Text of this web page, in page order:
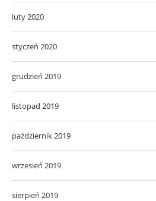
luty 2020
styczeń 2020
grudzień 2019
listopad 2019
październik 2019
wrzesień 2019
sierpień 2019